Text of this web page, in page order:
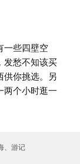
一些四壁空
发愁不知该买
供你挑选。另
两个小时逛一
连载之三－非洲联
、游记